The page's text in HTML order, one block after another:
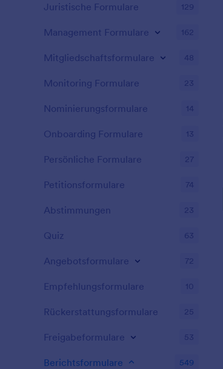
Juristische Formulare 129
Management Formulare 162
Mitgliedschaftsformulare 48
Monitoring Formulare 23
Nominierungsformulare 14
Onboarding Formulare 13
Persönliche Formulare 27
Petitionsformulare 74
Abstimmungen 23
Quiz 63
Angebotsformulare 72
Empfehlungsformulare 10
Rückerstattungsformulare 25
Freigabeformulare 53
Berichtsformulare 549